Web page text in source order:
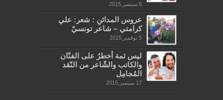
5 سبتمبر,2015
عروس المدائنِ : شعر: علي
كرامتي – شاعر تونسيّ
5 نوفمبر,2015
ليس ثمة أخطرُ على الفنّان
والكاتب والشّاعر من النّقد
المُجامِل
17 سبتمبر,2015